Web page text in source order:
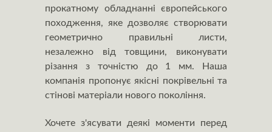
прокатному обладнанні європейського
походження, яке дозволяє створювати
геометрично правильні листи,
незалежно від товщини, виконувати
різання з точністю до 1 мм. Наша
компанія пропонує якісні покрівельні та
стінові матеріали нового покоління.
Хочете з'ясувати деякі моменти перед